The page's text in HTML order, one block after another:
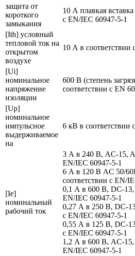
защита от
короткого
замыкания
10 А плавкая
с EN/IEC 60947-5-1
[Ith] условный
тепловой ток на
открытом
воздухе
10 А в соответствии
[Ui]
номинальное
напряжение
изоляции
600 В (степень
соответствии с EN
[Up]
номинальное
импульсное
выдерживаемое
на
6 кВ в соответствии
[Ie]
номинальный
рабочий ток
3 А в 240 В, AC-15,
EN/IEC 60947-5-1
6 А в 120 В AC 50/
соответствии с EN/
0,1 А в 600 В, DC-13,
EN/IEC 60947-5-1
0,27 А в 250 В, DC-
с EN/IEC 60947-5-1
0,55 А в 125 В, DC-
с EN/IEC 60947-5-1
1,2 А в 600 В, AC-15,
EN/IEC 60947-5-1